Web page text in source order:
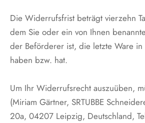
Die Widerrufsfrist beträgt vierzehn
dem Sie oder ein von Ihnen
der Beförderer ist, die letzte Ware in
haben bzw. hat.
Um Ihr Widerrufsrecht auszuüben,
(Miriam Gärtner, SRTUBBE
20a, 04207 Leipzig, Deutschland,